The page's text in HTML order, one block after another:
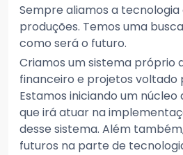
Sempre aliamos a tecnologia
produções. Temos uma
como será o futuro.
Criamos um sistema próprio
financeiro e projetos voltado
Estamos iniciando um
que irá atuar na
desse sistema. Além
futuros na parte de